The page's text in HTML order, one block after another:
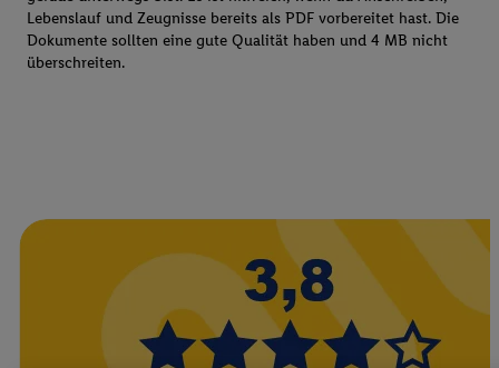
Lebenslauf und Zeugnisse bereits als PDF vorbereitet hast. Die
Dokumente sollten eine gute Qualität haben und 4 MB nicht
überschreiten.